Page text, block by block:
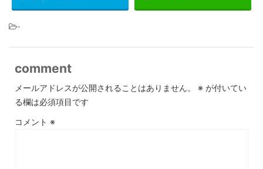
-
comment
メールアドレスが公開されることはありません。 ※ が付いてい
る欄は必須項目です
コメント ※